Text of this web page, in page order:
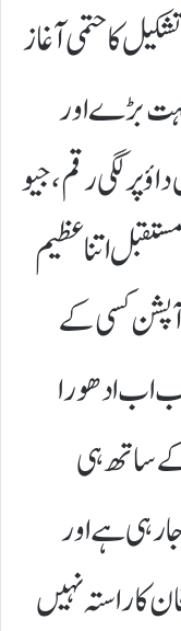
کا حتمی آغاز
بڑے اور
پر لگی رقم، جیو
اتنا عظیم
کسی کے
اب ادھورا
ساتھ ہی
رہی ہے اور
راستہ نہیں